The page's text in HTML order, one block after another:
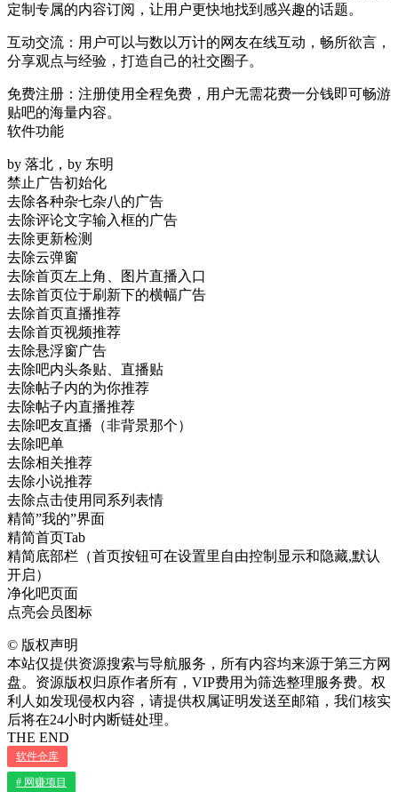
定制专属的内容订阅，让用户更快地找到感兴趣的话题。
互动交流：用户可以与数以万计的网友在线互动，畅所欲言，
分享观点与经验，打造自己的社交圈子。
免费注册：注册使用全程免费，用户无需花费一分钱即可畅游
贴吧的海量内容。
软件功能
by 落北，by 东明
禁止广告初始化
去除各种杂七杂八的广告
去除评论文字输入框的广告
去除更新检测
去除云弹窗
去除首页左上角、图片直播入口
去除首页位于刷新下的横幅广告
去除首页直播推荐
去除首页视频推荐
去除悬浮窗广告
去除吧内头条贴、直播贴
去除帖子内的为你推荐
去除帖子内直播推荐
去除吧友直播（非背景那个）
去除吧单
去除相关推荐
去除小说推荐
去除点击使用同系列表情
精简”我的”界面
精简首页Tab
精简底部栏（首页按钮可在设置里自由控制显示和隐藏,默认
开启）
净化吧页面
点亮会员图标
© 版权声明
本站仅提供资源搜索与导航服务，所有内容均来源于第三方网
盘。资源版权归原作者所有，VIP费用为筛选整理服务费。权
利人如发现侵权内容，请提供权属证明发送至邮箱，我们核实
后将在24小时内断链处理。
THE END
软件仓库
# 网赚项目